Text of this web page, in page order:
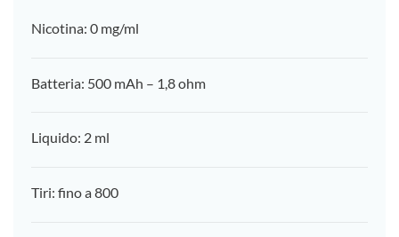
Nicotina: 0 mg/ml
Batteria: 500 mAh – 1,8 ohm
Liquido: 2 ml
Tiri: fino a 800